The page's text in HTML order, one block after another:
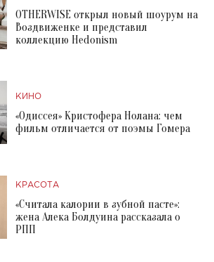
OTHERWISE открыл новый шоурум на
Воздвиженке и представил
коллекцию Hedonism
КИНО
«Одиссея» Кристофера Нолана: чем
фильм отличается от поэмы Гомера
КРАСОТА
«Считала калории в зубной пасте»:
жена Алека Болдуина рассказала о
РПП